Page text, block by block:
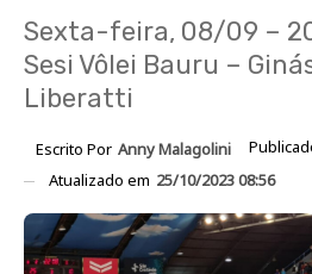
Sexta-feira, 08/09 –
Sesi Vôlei Bauru –
Liberatti
Escrito Por Anny Malagolini
Atualizado em 25/10/2023 08:56